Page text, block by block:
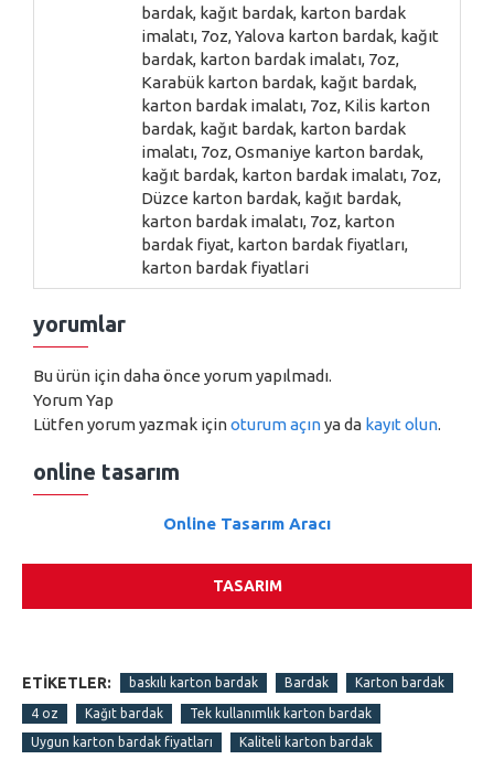
bardak, kağıt bardak, karton bardak
imalatı, 7oz, Yalova karton bardak, kağıt
bardak, karton bardak imalatı, 7oz,
Karabük karton bardak, kağıt bardak,
karton bardak imalatı, 7oz, Kilis karton
bardak, kağıt bardak, karton bardak
imalatı, 7oz, Osmaniye karton bardak,
kağıt bardak, karton bardak imalatı, 7oz,
Düzce karton bardak, kağıt bardak,
karton bardak imalatı, 7oz, karton
bardak fiyat, karton bardak fiyatları,
karton bardak fiyatlari
yorumlar
Bu ürün için daha önce yorum yapılmadı.
Yorum Yap
Lütfen yorum yazmak içinoturum açınya da kayıt olun.
online tasarım
Online Tasarım Aracı
TASARIM
ETIKETLER: baskılı karton bardak Bardak Karton bardak
4 oz Kağıt bardak
Tek kullanımlık karton bardak
Uygun karton bardak fiyatları
Kaliteli karton bardak